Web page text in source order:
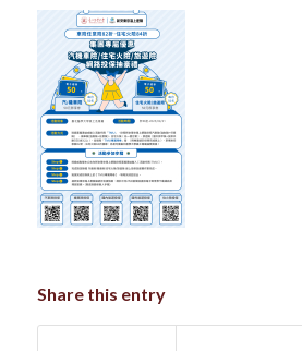
Share this entry